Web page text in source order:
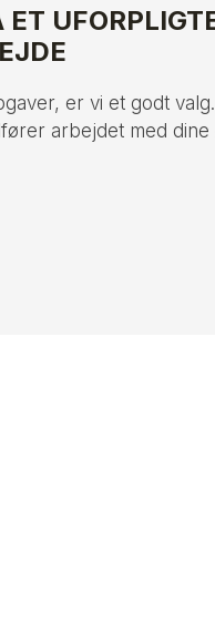
ET
er vi et godt
arbejdet med